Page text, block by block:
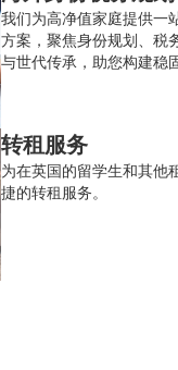
我们为高净值家庭提供一
方案，聚焦身份规划、税
与世代传承，助您构建稳
转租服务
为在英国的留学生和其他
捷的转租服务。